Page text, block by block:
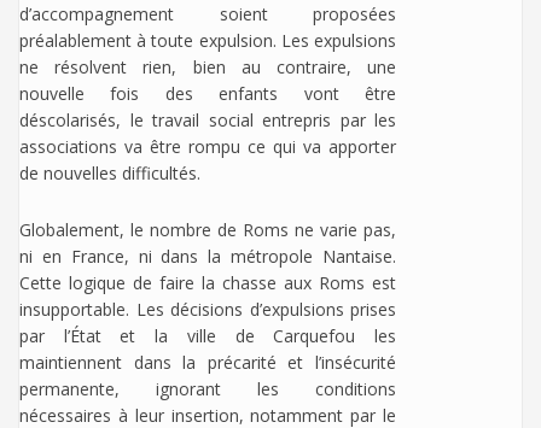
d’accompagnement soient proposées
préalablement à toute expulsion. Les expulsions
ne résolvent rien, bien au contraire, une
nouvelle fois des enfants vont être
déscolarisés, le travail social entrepris par les
associations va être rompu ce qui va apporter
de nouvelles difficultés.
Globalement, le nombre de Roms ne varie pas,
ni en France, ni dans la métropole Nantaise.
Cette logique de faire la chasse aux Roms est
insupportable. Les décisions d’expulsions prises
par l’État et la ville de Carquefou les
maintiennent dans la précarité et l’insécurité
permanente, ignorant les conditions
nécessaires à leur insertion, notamment par le